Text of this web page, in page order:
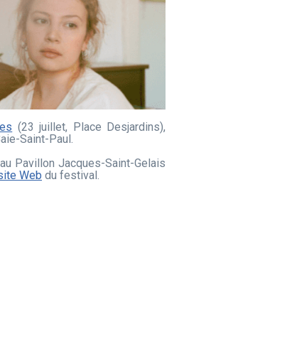
(23 juillet, Place Desjardins),
Saint-Paul.
Pavillon Jacques-Saint-Gelais
Web du festival.